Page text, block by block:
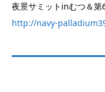
夜景サミットinむつ＆第
http://navy-